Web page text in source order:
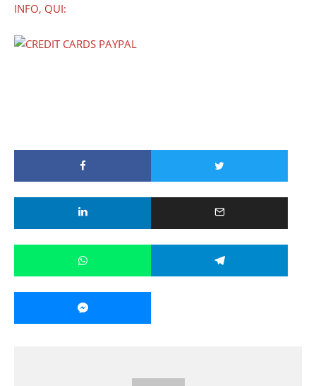
INFO, QUI: